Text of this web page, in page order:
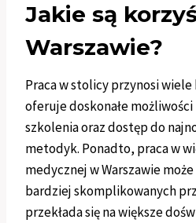
Jakie są
Warszawie?
Praca w stolicy przynosi wiele
oferuje doskonałe
szkolenia oraz dostęp do
metodyk. Ponadto, praca w
medycznej w Warszawie
bardziej skomplikowanych
przekłada się na większe